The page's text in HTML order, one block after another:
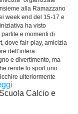
alla Ramazzano
week end del 15-17 e
ha visto
e momenti di
dove fair-play, amicizia
dell’intera
e divertimento, ma
rende lo sport uno
ulteriormente
Calcio e